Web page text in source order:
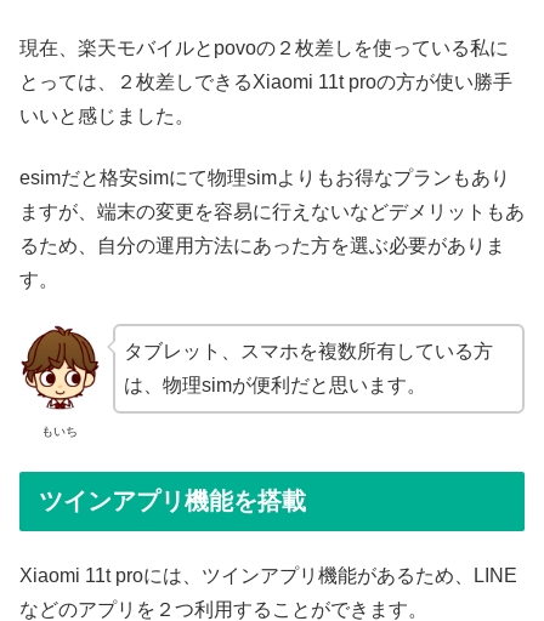
現在、楽天モバイルとpovoの２枚差しを使っている私に
とっては、２枚差しできるXiaomi 11t proの方が使い勝手
いいと感じました。
esimだと格安simにて物理simよりもお得なプランもあり
ますが、端末の変更を容易に行えないなどデメリットもあ
るため、自分の運用方法にあった方を選ぶ必要がありま
す。
もいち
タブレット、スマホを複数所有している方
は、物理simが便利だと思います。
ツインアプリ機能を搭載
Xiaomi 11t proには、ツインアプリ機能があるため、LINE
などのアプリを２つ利用することができます。